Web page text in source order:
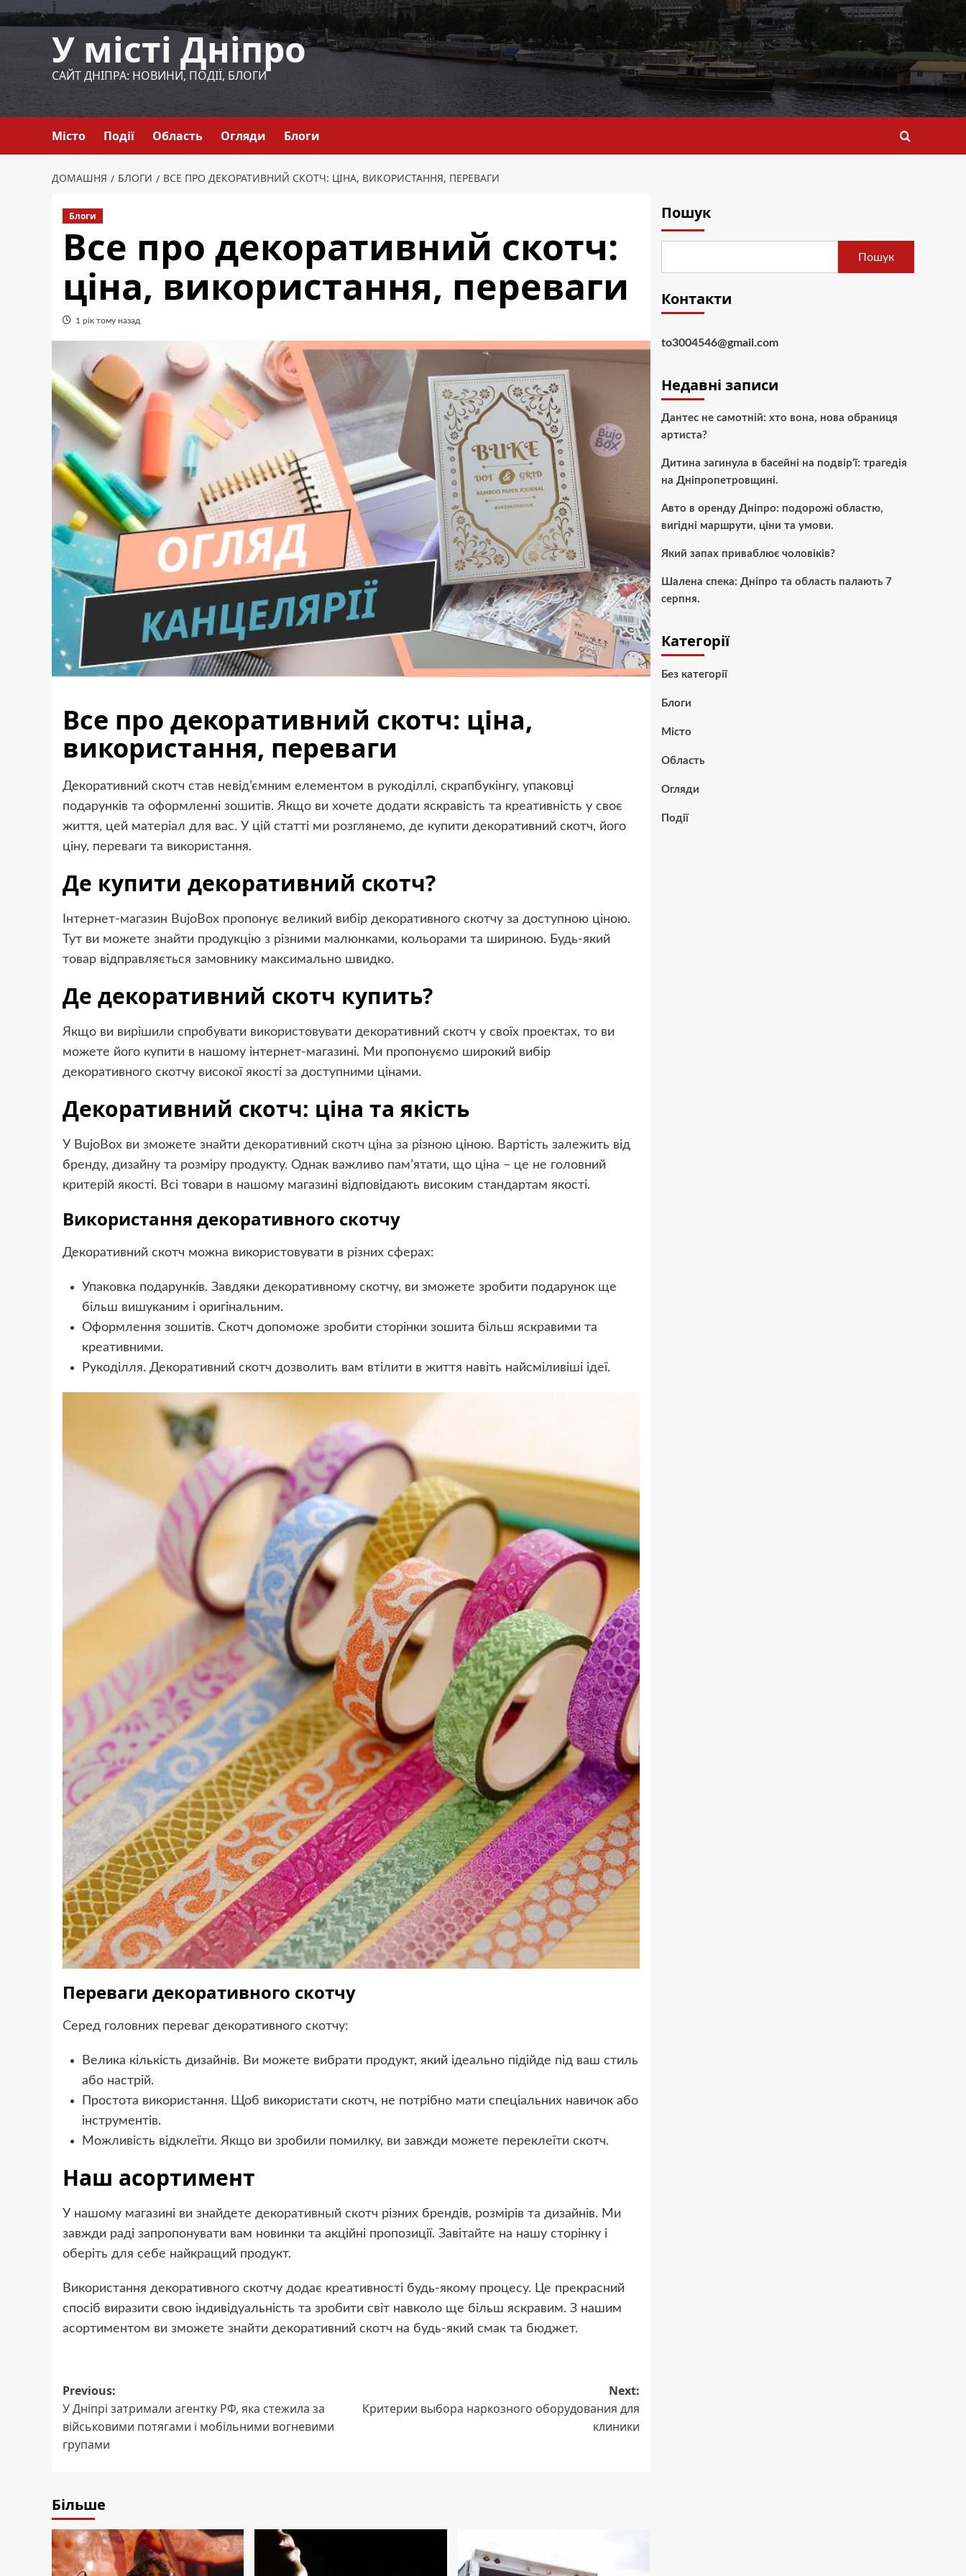
до
У місті Дніпро
САЙТ ДНІПРА: НОВИНИ, ПОДІЇ, БЛОГИ
Місто Події Область Огляди Блоги
ДОМАШНЯ БЛОГИ ВСЕ ПРО ДЕКОРАТИВНИЙ СКОТЧ: ЦІНА, ВИКОРИСТАННЯ, ПЕРЕВАГИ
Блоги
Все про декоративний скотч:
ціна, використання, переваги
1 рік тому назад
Все про декоративний скотч: ціна,
використання, переваги
Декоративний скотч став невід’ємним елементом в рукоділлі, скрапбукінгу, упаковці
подарунків та оформленні зошитів. Якщо ви хочете додати яскравість та креативність у своє
життя, цей матеріал для вас. У цій статті ми розглянемо, де купити декоративний скотч, його
ціну, переваги та використання.
Де купити декоративний скотч?
Інтернет-магазин BujoBox пропонує великий вибір декоративного скотчу за доступною ціною.
Тут ви можете знайти продукцію з різними малюнками, кольорами та шириною. Будь-який
товар відправляється замовнику максимально швидко.
Де декоративний скотч купить?
Якщо ви вирішили спробувати використовувати декоративний скотч у своїх проектах, то ви
можете його купити в нашому інтернет-магазині. Ми пропонуємо широкий вибір
декоративного скотчу високої якості за доступними цінами.
Декоративний скотч: ціна та якість
У BujoBox ви зможете знайти декоративний скотч ціна за різною ціною. Вартість залежить від
бренду, дизайну та розміру продукту. Однак важливо пам’ятати, що ціна – це не головний
критерій якості. Всі товари в нашому магазині відповідають високим стандартам якості.
Використання декоративного скотчу
Декоративний скотч можна використовувати в різних сферах:
Упаковка подарунків. Завдяки декоративному скотчу, ви зможете зробити подарунок ще
більш вишуканим і оригінальним.
Оформлення зошитів. Скотч допоможе зробити сторінки зошита більш яскравими та
креативними.
Рукоділля. Декоративний скотч дозволить вам втілити в життя навіть найсміливіші ідеї.
Переваги декоративного скотчу
Серед головних переваг декоративного скотчу:
Велика кількість дизайнів. Ви можете вибрати продукт, який ідеально підійде під ваш стиль
або настрій.
Простота використання. Щоб використати скотч, не потрібно мати спеціальних навичок або
інструментів.
Можливість відклеїти. Якщо ви зробили помилку, ви завжди можете переклеїти скотч.
Наш асортимент
У нашому магазині ви знайдете декоративный скотч різних брендів, розмірів та дизайнів. Ми
завжди раді запропонувати вам новинки та акційні пропозиції. Завітайте на нашу сторінку і
оберіть для себе найкращий продукт.
Використання декоративного скотчу додає креативності будь-якому процесу. Це прекрасний
спосіб виразити свою індивідуальність та зробити світ навколо ще більш яскравим. З нашим
асортиментом ви зможете знайти декоративний скотч на будь-який смак та бюджет.
Post
navigation
Previous:
У Дніпрі затримали агентку РФ, яка стежила за
військовими потягами і мобільними вогневими
групами
Next:
Критерии выбора наркозного оборудования для
клиники
Більше
Пошук
Пошук
Контакти
to3004546@gmail.com
Недавні записи
Дантес не самотній: хто вона, нова обраниця
артиста?
Дитина загинула в басейні на подвір’ї: трагедія
на Дніпропетровщині.
Авто в оренду Дніпро: подорожі областю,
вигідні маршрути, ціни та умови.
Який запах приваблює чоловіків?
Шалена спека: Дніпро та область палають 7
серпня.
Категорії
Без категорії
Блоги
Місто
Область
Огляди
Події